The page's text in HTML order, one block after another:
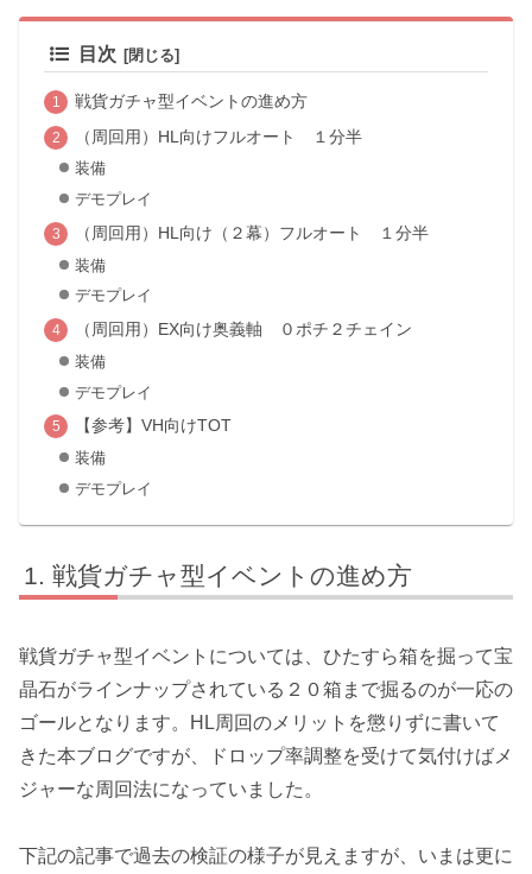
目次
戦貨ガチャ型イベントの進め方
（周回用）HL向けフルオート １分半
装備
デモプレイ
（周回用）HL向け（２幕）フルオート １分半
装備
デモプレイ
（周回用）EX向け奥義軸 ０ポチ２チェイン
装備
デモプレイ
【参考】VH向けTOT
装備
デモプレイ
戦貨ガチャ型イベントの進め方
戦貨ガチャ型イベントについては、ひたすら箱を掘って宝
晶石がラインナップされている２０箱まで掘るのが一応の
ゴールとなります。HL周回のメリットを懲りずに書いて
きた本ブログですが、ドロップ率調整を受けて気付けばメ
ジャーな周回法になっていました。
下記の記事で過去の検証の様子が見えますが、いまは更に